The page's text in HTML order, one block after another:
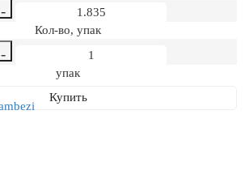
-
Кол-во, упак
-
упак
Купить